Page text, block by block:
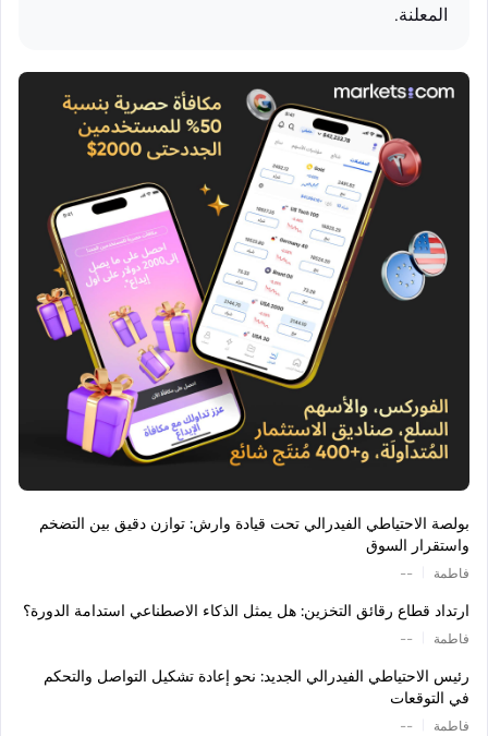
المعلنة.
بولصة الاحتياطي الفيدرالي تحت قيادة وارش: توازن دقيق بين التضخم
واستقرار السوق
فاطمة --
ارتداد قطاع رقائق التخزين: هل يمثل الذكاء الاصطناعي استدامة الدورة؟
فاطمة --
رئيس الاحتياطي الفيدرالي الجديد: نحو إعادة تشكيل التواصل والتحكم
في التوقعات
فاطمة --